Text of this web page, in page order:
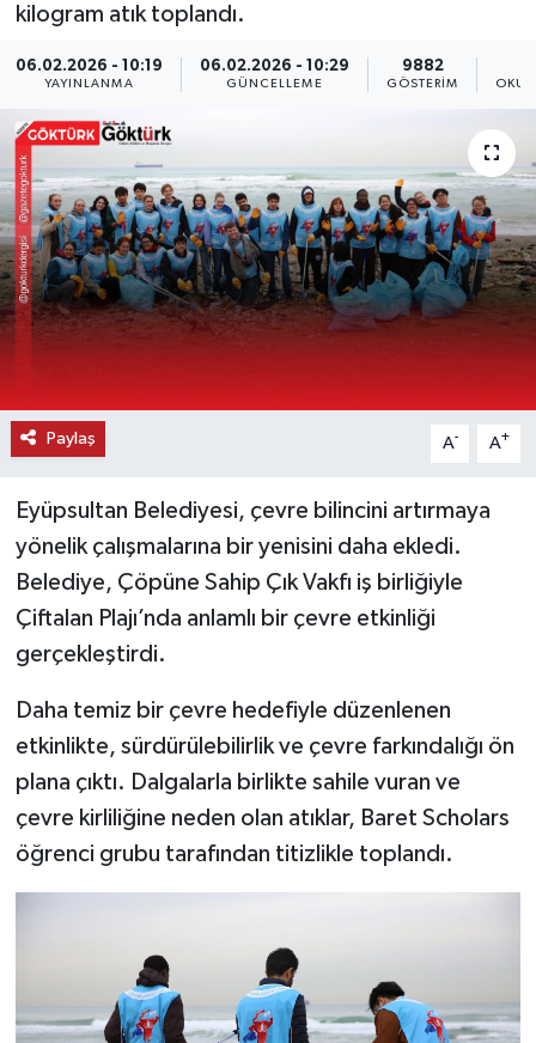
kilogram atık toplandı.
06.02.2026 - 10:19
YAYINLANMA
06.02.2026 - 10:29
GÜNCELLEME
9882
GÖSTERIM
Paylaş A- A+
Eyüpsultan Belediyesi, çevre bilincini artırmaya
yönelik çalışmalarına bir yenisini daha ekledi.
Belediye, Çöpüne Sahip Çık Vakfı iş birliğiyle
Çiftalan Plajı’nda anlamlı bir çevre etkinliği
gerçekleştirdi.
Daha temiz bir çevre hedefiyle düzenlenen
etkinlikte, sürdürülebilirlik ve çevre farkındalığı ön
plana çıktı. Dalgalarla birlikte sahile vuran ve
çevre kirliliğine neden olan atıklar, Baret Scholars
öğrenci grubu tarafından titizlikle toplandı.
MAGAZİN
ÖZEL HABER
SAĞLIK
SPOR
TEKNOLOJİ
YAŞAM